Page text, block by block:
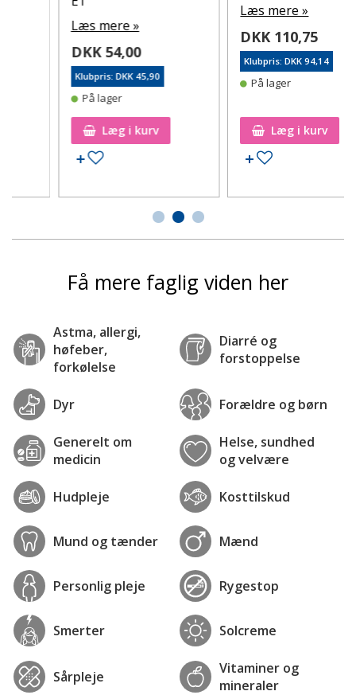
Læs mere »
DKK 54,00
Klubpris: DKK 45,90
På lager
Læg i kurv
Tilføj til ønskeseddel
Læs mere »
DKK 110,75
Klubpris: DKK 94,14
På lager
Læg i kurv
Tilføj til ønskeseddel
Få mere faglig viden her
Astma, allergi,
høfeber,
forkølelse
Diarré og
forstoppelse
Dyr Forældre og børn
Generelt om
medicin
Helse, sundhed
og velvære
Hudpleje Kosttilskud
Mund og tænder Mænd
Personlig pleje Rygestop
Smerter Solcreme
Sårpleje
Vitaminer og
mineraler